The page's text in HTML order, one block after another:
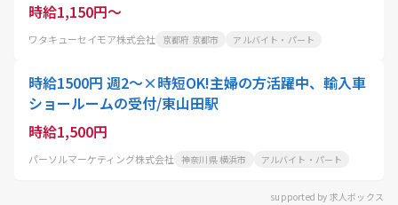
時給1,150円～
ワタキューセイモア株式会社 京都府 京都市 アルバイト・パート
時給1500円 週2～×時短OK!主婦の方活躍中、輸入車
ショールームの受付/東山田駅
時給1,500円
パーソルマーケティング株式会社 神奈川県 横浜市 アルバイト・パート
supported by 求人ボックス